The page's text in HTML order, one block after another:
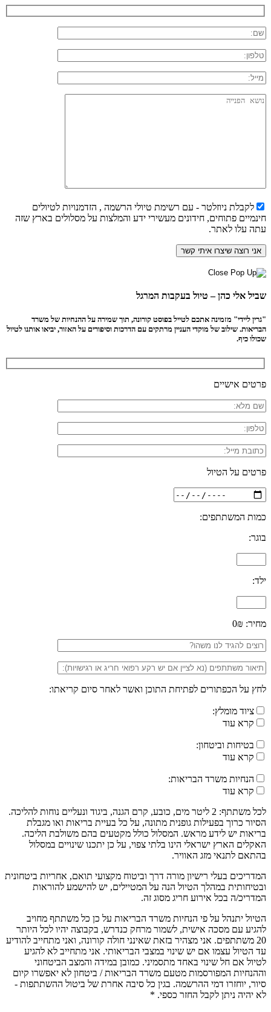
לקבלת ניוזלטר - עם רשימת טיולי הרשמה , הזדמנויות לטיולים
חינמיים פתוחים, חידונים מעשירי ידע והמלצות על מסלולים בארץ שזה
עתה עלו לאתר.
שביל אלי כהן – טיול בעקבות המרגל
"גרין ליידי" מזמינה אתכם לטייל בפוסט קורונה, תוך שמירה על ההנחיות של משרד
הבריאות. שילוב של מוקדי העניין מרתקים עם הדרכות וסיפורים על האזור, יביאו אותנו לטיול
שכולו כיף.
פרטים אישיים
פרטים על הטיול
כמות המשתתפים:
בוגר:
ילד:
מחיר: 0₪
לחץ על הכפתורים לפתיחת התוכן ואשר לאחר סיום קריאתו:
ציוד מומלץ:
קרא עוד
בטיחות וביטחון:
קרא עוד
הנחיות משרד הבריאות:
קרא עוד
לכל משתתף: 2 ליטר מים, כובע, קרם הגנה, ביגוד ונעליים נוחות להליכה.
הסיור כרוך בפעילות גופנית מתונה, על כל בעיית בריאות ואו מגבלת
בריאות יש לידע מראש. המסלול כולל מקטעים בהם משולבת הליכה.
האקלים הארץ ישראלי הינו בלתי צפוי, על כן יתכנו שינויים במסלול
בהתאם לתנאי מזג האוויר.
המדריכים בעלי רישיון מורה דרך וביטוח מקצועי תואם, אחריות ביטחונית
ובטיחותית במהלך הטיול הנה על המטיילים, יש להישמע להוראות
המדריכ/ה בכל אירוע חריג מסוג זה.
הטיול יתנהל על פי הנחיות משרד הבריאות על כן כל משתתף מחויב
להגיע עם מסכה אישית, לשמור מרחק כנדרש, בקבוצה יהיו לכל היותר
20 משתתפים. אני מצהיר בזאת שאינני חולה קורונה, ואני מתחייב להודיע
עד הטיול עצמו אם יש שינוי במצבי הבריאותי. אני מתחייב לא להגיע
לטיול אם חל שינוי באחד מתסמיני. כמובן במידה והמצב הביטחוני
וההנחיות המפורסמות מטעם משרד הבריאות / ביטחון לא יאפשרו קיום
סיור, יוחזרו דמי ההרשמה. בגין כל סיבה אחרת של ביטול ההשתתפות -
לא יהיה ניתן לקבל החזר כספי. *